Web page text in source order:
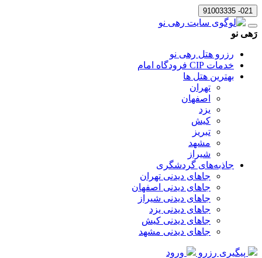
021- 91003335
رَهی نو
رزرو هتل رهی نو
خدمات CIP فرودگاه امام
بهترین هتل ها
تهران
اصفهان
یزد
کیش
تبریز
مشهد
شیراز
جاذبه‌های گردشگری
جاهای دیدنی تهران
جاهای دیدنی اصفهان
جاهای دیدنی شیراز
جاهای دیدنی یزد
جاهای دیدنی کیش
جاهای دیدنی مشهد
پیگیری رزرو ورود